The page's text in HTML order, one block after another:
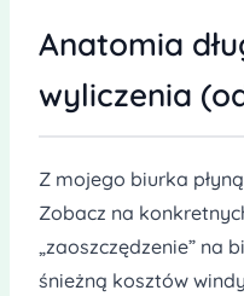
Anatomia
wyliczenia
Z mojego biurka
Zobacz na
„zaoszczędzenie” na
śnieżną kosztów